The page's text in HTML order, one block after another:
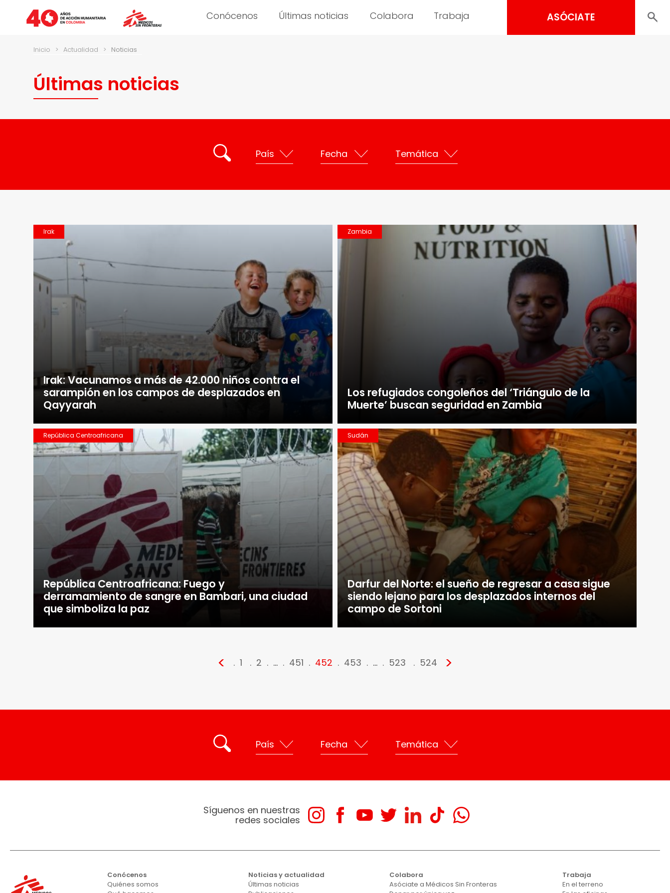
Conócenos Últimas noticias Colabora Trabaja ASÓCIATE
Inicio > Actualidad > Noticias
Últimas noticias
Irak
Irak: Vacunamos a más de 42.000 niños contra el
sarampión en los campos de desplazados en
Qayyarah
Zambia
Los refugiados congoleños del ‘Triángulo de la
Muerte’ buscan seguridad en Zambia
República Centroafricana
República Centroafricana: Fuego y
derramamiento de sangre en Bambari, una ciudad
que simboliza la paz
Sudán
Darfur del Norte: el sueño de regresar a casa sigue
siendo lejano para los desplazados internos del
campo de Sortoni
< 1 2 … 451 452 453 … 523 524 >
Síguenos en nuestras
redes sociales
Conócenos
Quiénes somos
Noticias y actualidad
Últimas noticias
Colabora
Asóciate a Médicos Sin Fronteras
Trabaja
En el terreno